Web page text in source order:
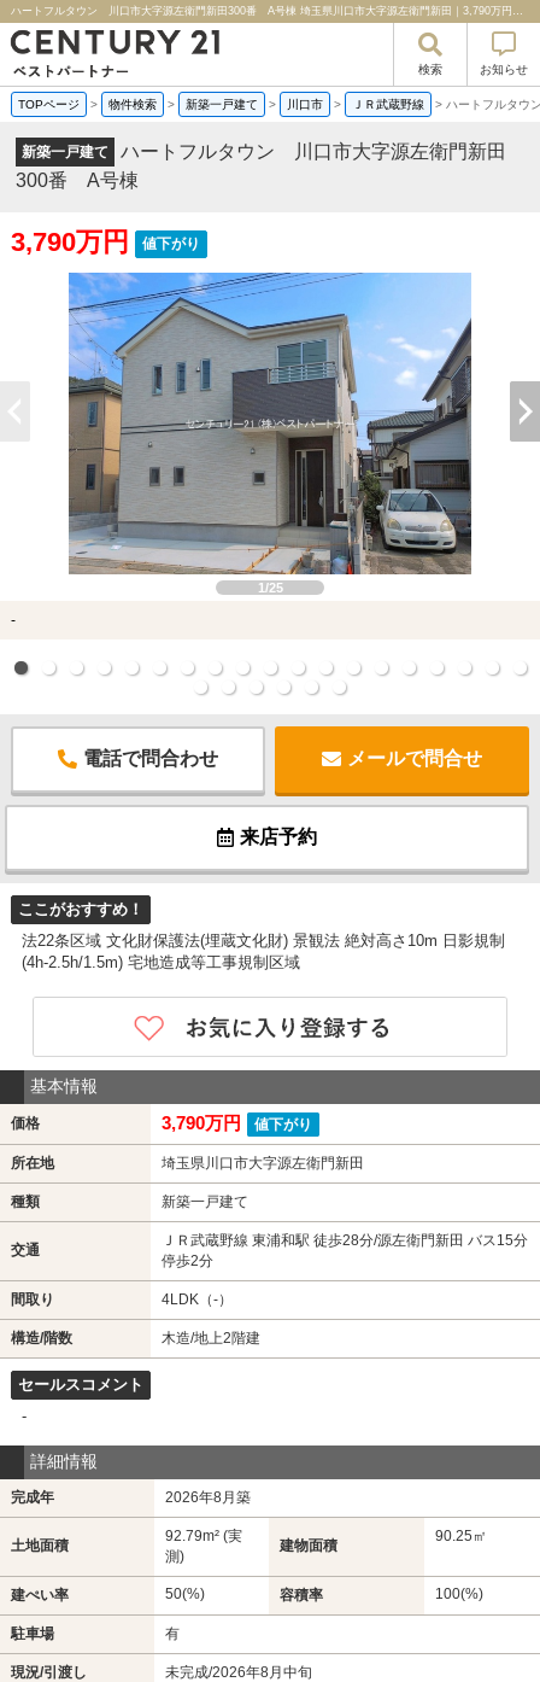
ハートフルタウン 川口市大字源左衛門新田300番 A号棟 埼玉県川口市大字源左衛門新田｜3,790万円の新築一戸建て｜分譲住宅や新築物件｜センチュリー２１ベストパートナー
検索 お知らせ
TOPページ > 物件検索 > 新築一戸建て > 川口市 > ＪＲ武蔵野線 > ハートフルタ
新築一戸建て
ハートフルタウン 川口市大字源左衛門新田
300番 A号棟
3,790万円 値下がり
1/25
-
電話で問合わせ メールで問合せ
来店予約
ここがおすすめ！
法22条区域 文化財保護法(埋蔵文化財) 景観法 絶対高さ10m 日影規制
(4h-2.5h/1.5m) 宅地造成等工事規制区域
基本情報
価格 3,790万円 値下がり
所在地 埼玉県川口市大字源左衛門新田
種類 新築一戸建て
交通
ＪＲ武蔵野線 東浦和駅 徒歩28分/源左衛門新田 バス15分
停歩2分
間取り 4LDK（-）
構造/階数 木造/地上2階建
セールスコメント
-
詳細情報
完成年 2026年8月築
土地面積
92.79m² (実
測)
建物面積
90.25㎡
建ぺい率 50(%) 容積率 100(%)
駐車場 有
現況/引渡し 未完成/2026年8月中旬